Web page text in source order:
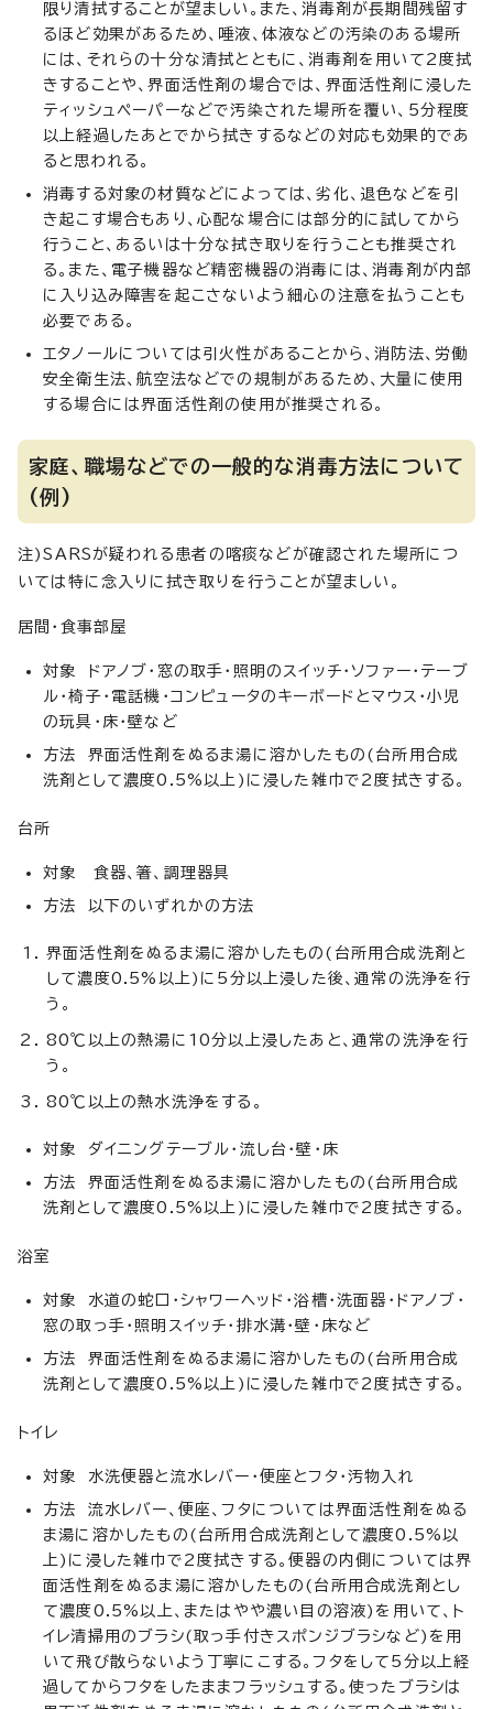
限り清拭することが望ましい。また、消毒剤が長期間残留す
るほど効果があるため、唾液、体液などの汚染のある場所
には、それらの十分な清拭とともに、消毒剤を用いて2度拭
きすることや、界面活性剤の場合では、界面活性剤に浸した
ティッシュペーパーなどで汚染された場所を覆い、5分程度
以上経過したあとでから拭きするなどの対応も効果的であ
ると思われる。
消毒する対象の材質などによっては、劣化、退色などを引
き起こす場合もあり、心配な場合には部分的に試してから
行うこと、あるいは十分な拭き取りを行うことも推奨され
る。また、電子機器など精密機器の消毒には、消毒剤が内部
に入り込み障害を起こさないよう細心の注意を払うことも
必要である。
エタノールについては引火性があることから、消防法、労働
安全衛生法、航空法などでの規制があるため、大量に使用
する場合には界面活性剤の使用が推奨される。
家庭、職場などでの一般的な消毒方法について
(例)
注)SARSが疑われる患者の喀痰などが確認された場所につ
いては特に念入りに拭き取りを行うことが望ましい。
居間・食事部屋
対象 ドアノブ・窓の取手・照明のスイッチ・ソファー・テーブ
ル・椅子・電話機・コンピュータのキーボードとマウス・小児
の玩具・床・壁など
方法 界面活性剤をぬるま湯に溶かしたもの(台所用合成
洗剤として濃度0.5%以上)に浸した雑巾で2度拭きする。
台所
対象 食器、箸、調理器具
方法 以下のいずれかの方法
界面活性剤をぬるま湯に溶かしたもの(台所用合成洗剤と
して濃度0.5%以上)に5分以上浸した後、通常の洗浄を行
う。
80℃以上の熱湯に10分以上浸したあと、通常の洗浄を行
う。
80℃以上の熱水洗浄をする。
対象 ダイニングテーブル・流し台・壁・床
方法 界面活性剤をぬるま湯に溶かしたもの(台所用合成
洗剤として濃度0.5%以上)に浸した雑巾で2度拭きする。
浴室
対象 水道の蛇口・シャワーヘッド・浴槽・洗面器・ドアノブ・
窓の取っ手・照明スイッチ・排水溝・壁・床など
方法 界面活性剤をぬるま湯に溶かしたもの(台所用合成
洗剤として濃度0.5%以上)に浸した雑巾で2度拭きする。
トイレ
対象 水洗便器と流水レバー・便座とフタ・汚物入れ
方法 流水レバー、便座、フタについては界面活性剤をぬる
ま湯に溶かしたもの(台所用合成洗剤として濃度0.5%以
上)に浸した雑巾で2度拭きする。便器の内側については界
面活性剤をぬるま湯に溶かしたもの(台所用合成洗剤とし
て濃度0.5%以上、またはやや濃い目の溶液)を用いて、ト
イレ清掃用のブラシ(取っ手付きスポンジブラシなど)を用
いて飛び散らないよう丁寧にこする。フタをして5分以上経
過してからフタをしたままフラッシュする。使ったブラシは